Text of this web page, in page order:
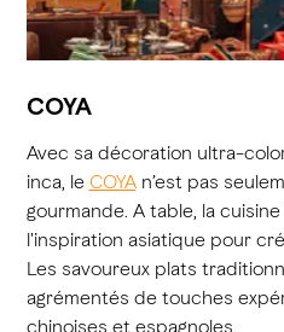
COYA
Avec sa décoration ultra-
inca, le COYAn’est pas
gourmande. A table, la
l'inspiration asiatique pour
Les savoureux plats
agrémentés de touches
chinoises et espagnoles.